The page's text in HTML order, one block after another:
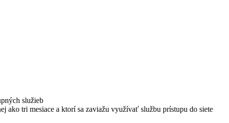
služieb
ako tri mesiace a ktorí sa zaviažu využívať službu prístupu do siete